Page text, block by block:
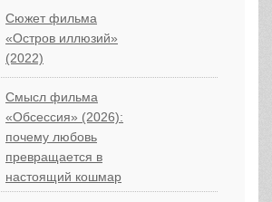
Сюжет фильма
«Остров иллюзий»
(2022)
Смысл фильма
«Обсессия» (2026):
почему любовь
превращается в
настоящий кошмар